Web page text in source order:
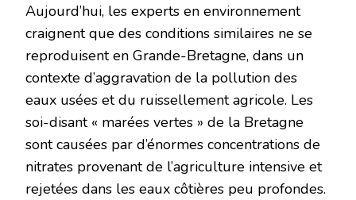
Aujourd’hui, les experts en environnement
craignent que des conditions similaires ne se
reproduisent en Grande-Bretagne, dans un
contexte d’aggravation de la pollution des
eaux usées et du ruissellement agricole. Les
soi-disant « marées vertes » de la Bretagne
sont causées par d’énormes concentrations de
nitrates provenant de l’agriculture intensive et
rejetées dans les eaux côtières peu profondes.